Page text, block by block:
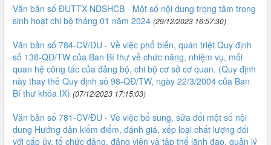
Văn bản số ĐUTTX-NDSHCB - Một số nội dung trọng tâm trong
sinh hoạt chi bộ tháng 01 năm 2024 (29/12/2023 16:57:30)
Văn bản số 784-CV/ĐU - Về việc phổ biến, quán triệt Quy định
số 138-QĐ/TW của Ban Bí thư về chức năng, nhiệm vụ, mối
quan hệ công tác của đảng bộ, chi bộ cơ sở cơ quan. (Quy định
này thay thế Quy định số 98-QĐ/TW, ngày 22/3/2004 của Ban
Bí thư khóa IX) (07/12/2023 17:15:03)
Văn bản số 781-CV/ĐU - Về việc bổ sung, sửa đổi một số nội
dung Hướng dẫn kiểm điểm, đánh giá, xếp loại chất lượng đối
với cấp ủy, tổ chức đảng, đảng viên và tập thể lãnh đạo, quản lý